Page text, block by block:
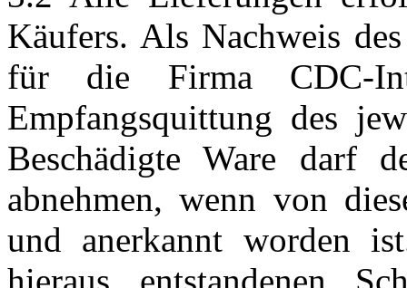
Käufers. Als Nachweis
für die Firma CDC-
Empfangsquittung des
Beschädigte Ware darf
abnehmen, wenn von
und anerkannt worden
hieraus entstandenen